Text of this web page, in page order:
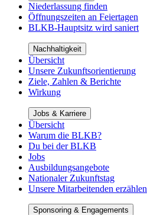
Niederlassung finden
Öffnungszeiten an Feiertagen
BLKB-Hauptsitz wird saniert
Nachhaltigkeit
Übersicht
Unsere Zukunftsorientierung
Ziele, Zahlen & Berichte
Wirkung
Jobs & Karriere
Übersicht
Warum die BLKB?
Du bei der BLKB
Jobs
Ausbildungsangebote
Nationaler Zukunftstag
Unsere Mitarbeitenden erzählen
Sponsoring & Engagements